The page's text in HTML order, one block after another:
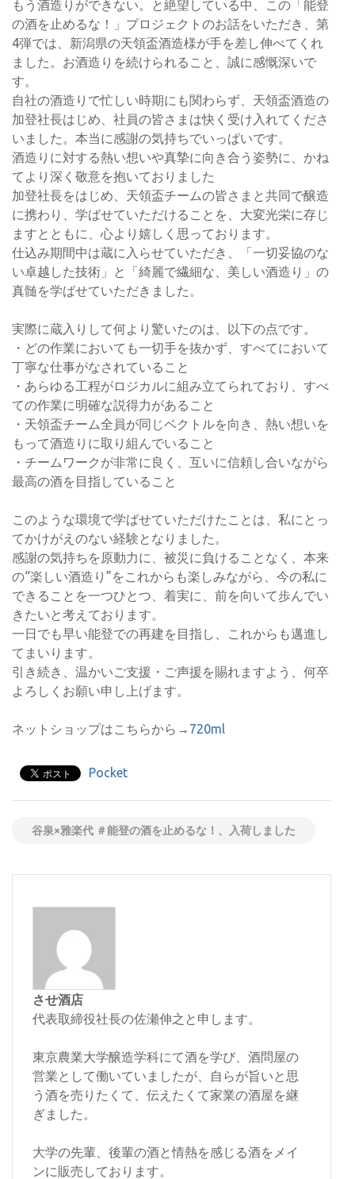
もう酒造りができない。と絶望している中、この「能登
の酒を止めるな！」プロジェクトのお話をいただき、第
4弾では、新潟県の天領盃酒造様が手を差し伸べてくれ
ました。お酒造りを続けられること、誠に感慨深いで
す。
自社の酒造りで忙しい時期にも関わらず、天領盃酒造の
加登社長はじめ、社員の皆さまは快く受け入れてくださ
いました。本当に感謝の気持ちでいっぱいです。
酒造りに対する熱い想いや真摯に向き合う姿勢に、かね
てより深く敬意を抱いておりました
加登社長をはじめ、天領盃チームの皆さまと共同で醸造
に携わり、学ばせていただけることを、大変光栄に存じ
ますとともに、心より嬉しく思っております。
仕込み期間中は蔵に入らせていただき、「一切妥協のな
い卓越した技術」と「綺麗で繊細な、美しい酒造り」の
真髄を学ばせていただきました。
実際に蔵入りして何より驚いたのは、以下の点です。
・どの作業においても一切手を抜かず、すべてにおいて
丁寧な仕事がなされていること
・あらゆる工程がロジカルに組み立てられており、すべ
ての作業に明確な説得力があること
・天領盃チーム全員が同じベクトルを向き、熱い想いを
もって酒造りに取り組んでいること
・チームワークが非常に良く、互いに信頼し合いながら
最高の酒を目指していること
このような環境で学ばせていただけたことは、私にとっ
てかけがえのない経験となりました。
感謝の気持ちを原動力に、被災に負けることなく、本来
の“楽しい酒造り”をこれからも楽しみながら、今の私に
できることを一つひとつ、着実に、前を向いて歩んでい
きたいと考えております。
一日でも早い能登での再建を目指し、これからも邁進し
てまいります。
引き続き、温かいご支援・ご声援を賜れますよう、何卒
よろしくお願い申し上げます。
ネットショップはこちらから→ 720ml
Pocket
谷泉×雅楽代 ＃能登の酒を止めるな！、入荷しました
させ酒店
代表取締役社長の佐瀬伸之と申します。
東京農業大学醸造学科にて酒を学び、酒問屋の
営業として働いていましたが、自らが旨いと思
う酒を売りたくて、伝えたくて家業の酒屋を継
ぎました。
大学の先輩、後輩の酒と情熱を感じる酒をメイ
ンに販売しております。